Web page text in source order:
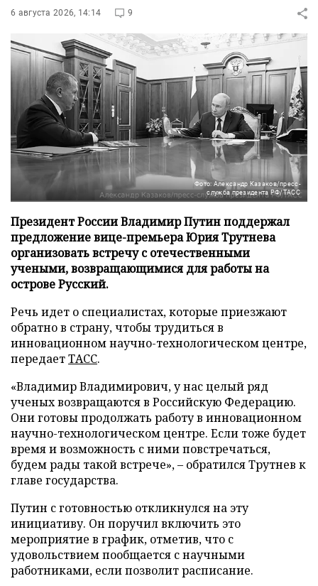
6 августа 2026, 14:14 9
Фото: Александр Казаков/пресс-
служба президента РФ/ТАСС
Президент России Владимир Путин поддержал
предложение вице-премьера Юрия Трутнева
организовать встречу с отечественными
учеными, возвращающимися для работы на
острове Русский.
Речь идет о специалистах, которые приезжают
обратно в страну, чтобы трудиться в
инновационном научно-технологическом центре,
передаетТАСС.
«Владимир Владимирович, у нас целый ряд
ученых возвращаются в Российскую Федерацию.
Они готовы продолжать работу в инновационном
научно-технологическом центре. Если тоже будет
время и возможность с ними повстречаться,
будем рады такой встрече», – обратился Трутнев к
главе государства.
Путин с готовностью откликнулся на эту
инициативу. Он поручил включить это
мероприятие в график, отметив, что с
удовольствием пообщается с научными
работниками, если позволит расписание.